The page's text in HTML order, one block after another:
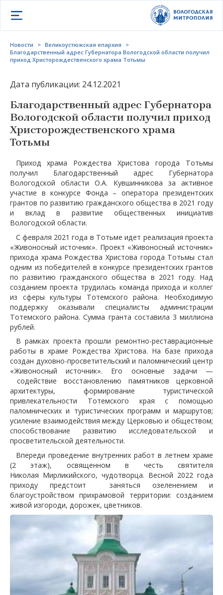
Открыть меню
Новости > Великоустюжская епархия
>
Благодарственный адрес Губернатора Вологодской области получил
приход Христорождественского храма Тотьмы
Дата публикации: 24.12.2021
Благодарственный адрес Губернатора
Вологодской области получил приход
Христорождественского храма
Тотьмы
Приход храма Рождества Христова города Тотьмы
получил Благодарственный адрес Губернатора
Вологодской области О.А. Кувшинникова за активное
участие в конкурсе Фонда – оператора президентских
грантов по развитию гражданского общества в 2021 году
и вклад в развитие общественных инициатив
Вологодской области.
С февраля 2021 года в Тотьме идет реализация проекта
«Живоносный источник». Проект «Живоносный источник»
прихода храма Рождества Христова города Тотьмы стал
одним из победителей в конкурсе президентских грантов
по развитию гражданского общества в 2021 году. Над
созданием проекта трудилась команда прихода и коллег
из сферы культуры Тотемского района. Необходимую
поддержку оказывали специалисты администрации
Тотемского района. Сумма гранта составила 3 миллиона
рублей.
В рамках проекта прошли ремонтно-реставрационные
работы в храме Рождества Христова. На базе прихода
создан духовно-просветительский и паломнический центр
«Живоносный источник». Его основные задачи —
содействие восстановлению памятников церковной
архитектуры, формирование туристической
привлекательности Тотемского края с помощью
паломнических и туристических программ и маршрутов;
усиление взаимодействия между Церковью и обществом;
способствование развитию исследовательской и
просветительской деятельности.
Впереди проведение внутренних работ в летнем храме
(2 этаж), освященном в честь святителя
Николая Мирликийского, чудотворца. Весной 2022 года
приходу предстоит заняться озеленением и
благоустройством прихрамовой территории: созданием
живой изгороди, дорожек, цветников.